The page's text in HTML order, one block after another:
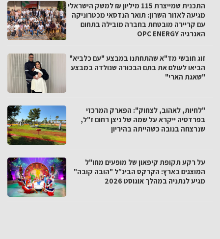
התכנית שמייצרת 115 מיליון ₪ למשק הישראלי
מגיעה לאזור השרון: תואר הנדסאי מכטרוניקה
עם קריירה מובטחת בחברה מובילה בתחום
האנרגיה OPC ENERGY
זוג חובשי מד"א שהתחתנו במבצע "עם כלביא"
הביאו לעולם את בתם הבכורה שנולדה במבצע
"שאגת הארי"
"לחיות, לאהוב, לצחוק": הפארק המרכזי
בפרדסיה ייקרא על שמה של ניצן רחום ז"ל,
שנרצחה בנובה כשהייתה בהיריון
על רקע תקופת קיפאון של מופעים מחו"ל
המוצגים בארץ: הקרקס הבינ”ל "הובה קובה"
מגיע לנתניה במהלך אוגוסט 2026